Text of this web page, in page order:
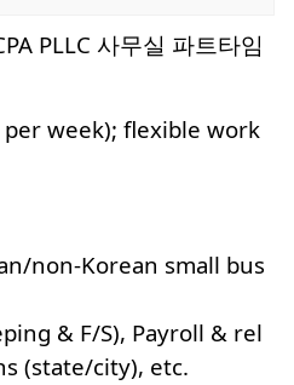
PLLC 사무실 파트타임
week); flexible work
non-Korean small bus
& F/S), Payroll & rel
(state/city), etc.